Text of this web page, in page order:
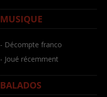
MUSIQUE
- Décompte franco
- Joué récemment
BALADOS